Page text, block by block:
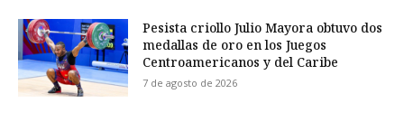
Pesista criollo Julio Mayora obtuvo dos
medallas de oro en los Juegos
Centroamericanos y del Caribe
7 de agosto de 2026